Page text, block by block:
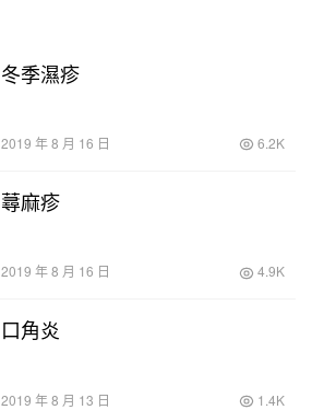
冬季濕疹
2019 年 8 月 16 日 6.2K
蕁麻疹
2019 年 8 月 16 日 4.9K
口角炎
2019 年 8 月 13 日 1.4K